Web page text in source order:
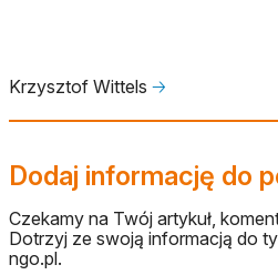
Krzysztof Wittels 🡢
Dodaj informację do
Czekamy na Twój artykuł,
Dotrzyj ze swoją informacją do
ngo.pl.